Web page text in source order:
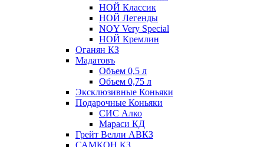
НОЙ Классик
НОЙ Легенды
NOY Very Speсial
НОЙ Кремлин
Оганян КЗ
Мадатовъ
Объем 0,5 л
Объем 0,75 л
Эксклюзивные Коньяки
Подарочные Коньяки
СИС Алко
Мараси КД
Грейт Велли АВКЗ
САМКОН КЗ